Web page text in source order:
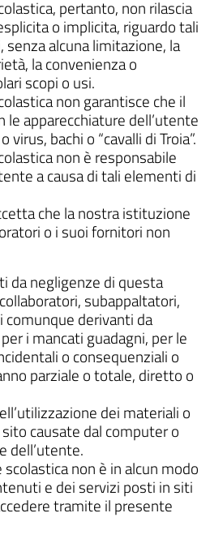
pertanto, non rilascia
o implicita, riguardo tali
alcuna limitazione, la
la convenienza o
scopi o usi.
non garantisce che il
le apparecchiature dell’utente
virus, bachi o “cavalli di Troia”.
non è responsabile
a causa di tali elementi di
che la nostra istituzione
o i suoi fornitori non
da negligenze di questa
subappaltatori,
derivanti da
i mancati guadagni, per le
o consequenziali o
parziale o totale, diretto o
dei materiali o
causate dal computer o
dell’utente.
non è in alcun modo
e dei servizi posti in siti
tramite il presente